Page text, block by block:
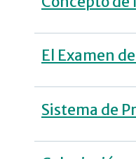
El Examen
Sistema de